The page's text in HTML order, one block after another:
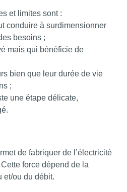
et limites sont :
conduire à surdimensionner
besoins ;
mais qui bénéficie de
bien que leur durée de vie
;
une étape délicate,
de fabriquer de l’électricité
force dépend de la
et/ou du débit.